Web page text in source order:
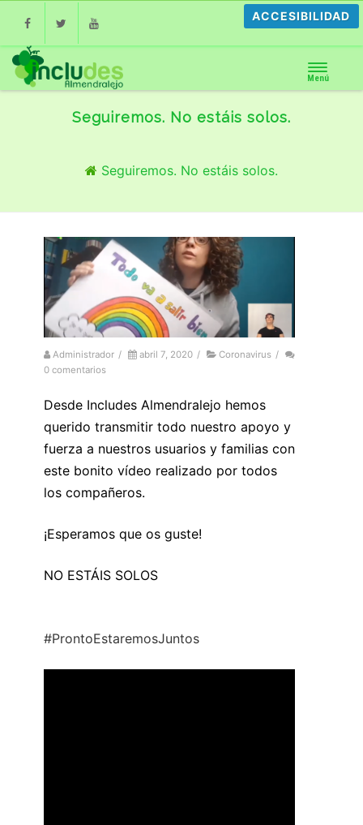
Facebook
Menú
Seguiremos. No estáis solos.
Seguiremos. No estáis solos.
Administrador / abril 7, 2020 / Coronavirus /
0 comentarios
Desde Includes Almendralejo hemos
querido transmitir todo nuestro apoyo y
fuerza a nuestros usuarios y familias con
este bonito vídeo realizado por todos
los compañeros.
¡Esperamos que os guste!
NO ESTÁIS SOLOS
#ProntoEstaremosJuntos
ACCESIBILIDAD